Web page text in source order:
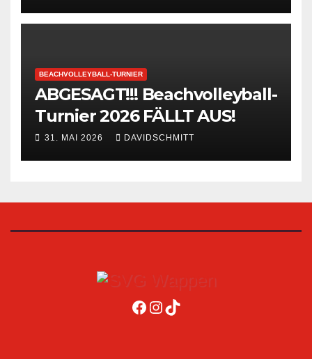
BEACHVOLLEYBALL-TURNIER
ABGESAGT!!! Beachvolleyball-
Turnier 2026 FÄLLT AUS!
31. MAI 2026 DAVIDSCHMITT
Facebook
Instagram
TikTok